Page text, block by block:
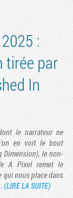
:
tirée par
In
le narrateur ne
en voit le bout
Dimension), le non-
A Pixel remet le
qui nous place dans
(LIRE LA SUITE)